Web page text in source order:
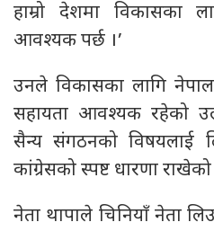
हाम्रो देशमा विकासका
आवश्यक पर्छ ।’
उनले विकासका लागि
सहायता आवश्यक रहेको
सैन्य संगठनको विषयलाई
कांग्रेसको स्पष्ट धारणा
नेता थापाले चिनियाँ नेता